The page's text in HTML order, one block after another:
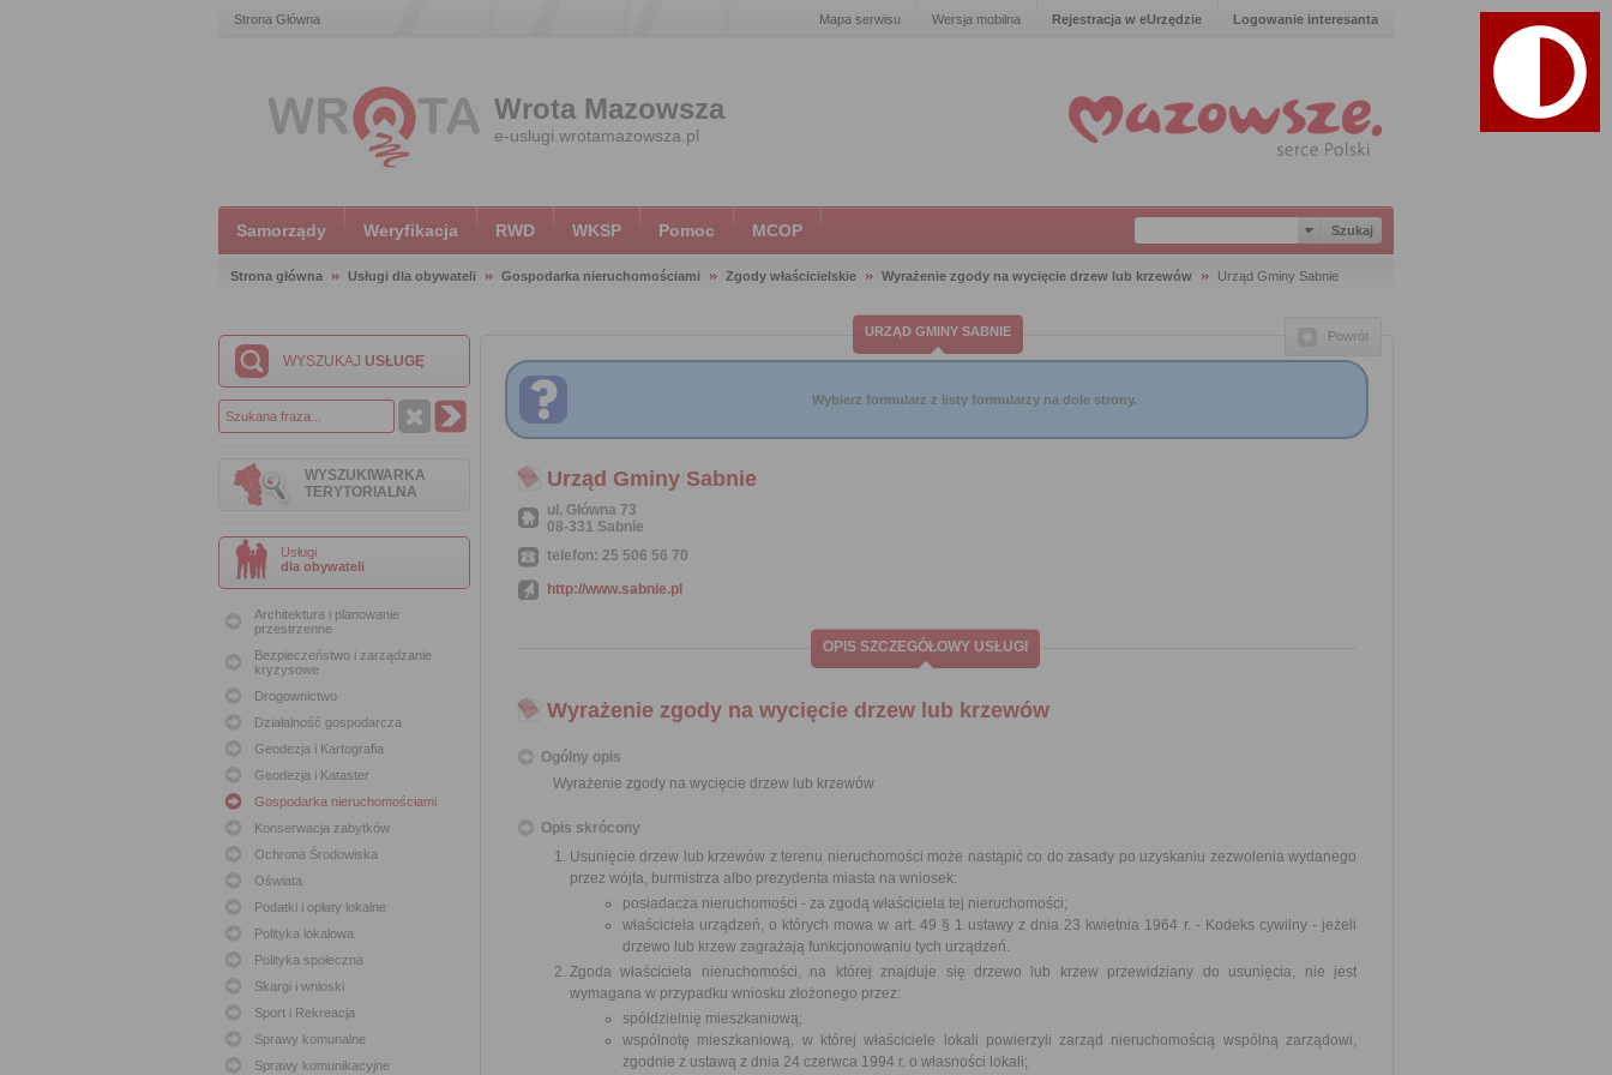
Strona Główna Mapa serwisu Wersja mobilna Rejestracja w eUrzędzie Logowanie interesanta
Wrota Mazowsza
e-uslugi.wrotamazowsza.pl
Samorządy Weryfikacja RWD WKSP Pomoc MCOP
Strona główna Usługi dla obywateli Gospodarka nieruchomościami Zgody właścicielskie Wyrażenie zgody na wycięcie drzew lub krzewów Urząd Gminy Sabnie
WYSZUKAJ USŁUGĘ
WYSZUKIWARKA
TERYTORIALNA
Usługi
dla obywateli
Architektura i planowanie
przestrzenne
Bezpieczeństwo i zarządzanie
kryzysowe
Drogownictwo
Działalność gospodarcza
Geodezja i Kartografia
Geodezja i Kataster
Gospodarka nieruchomościami
Konserwacja zabytków
Ochrona Środowiska
Oświata
Podatki i opłaty lokalne
Polityka lokalowa
Polityka społeczna
Skargi i wnioski
Sport i Rekreacja
Sprawy komunalne
Sprawy komunikacyjne
URZĄD GMINY SABNIE Powrót
Wybierz formularz z listy formularzy na dole strony.
Urząd Gminy Sabnie
ul. Główna 73
08-331 Sabnie
telefon: 25 506 56 70
http://www.sabnie.pl
OPIS SZCZEGÓŁOWY USŁUGI
Wyrażenie zgody na wycięcie drzew lub krzewów
Ogólny opis
Wyrażenie zgody na wycięcie drzew lub krzewów
Opis skrócony
Usunięcie drzew lub krzewów z terenu nieruchomości może nastąpić co do zasady po uzyskaniu zezwolenia wydanego
przez wójta, burmistrza albo prezydenta miasta na wniosek:
posiadacza nieruchomości - za zgodą właściciela tej nieruchomości;
właściciela urządzeń, o których mowa w art. 49 § 1 ustawy z dnia 23 kwietnia 1964 r. - Kodeks cywilny - jeżeli
drzewo lub krzew zagrażają funkcjonowaniu tych urządzeń.
Zgoda właściciela nieruchomości, na której znajduje się drzewo lub krzew przewidziany do usunięcia, nie jest
wymagana w przypadku wniosku złożonego przez:
spółdzielnię mieszkaniową;
wspólnotę mieszkaniową, w której właściciele lokali powierzyli zarząd nieruchomością wspólną zarządowi,
zgodnie z ustawą z dnia 24 czerwca 1994 r. o własności lokali;